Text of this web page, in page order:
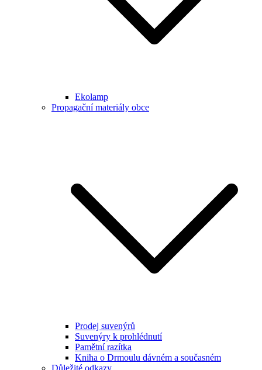
Ekolamp
Propagační materiály obce
Prodej suvenýrů
Suvenýry k prohlédnutí
Pamětní razítka
Kniha o Drmoulu dávném a současném
Důležité odkazy